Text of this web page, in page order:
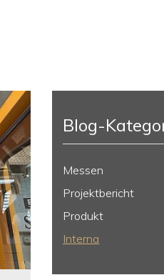
Blog-
Messen
Projektbericht
Produkt
Interna